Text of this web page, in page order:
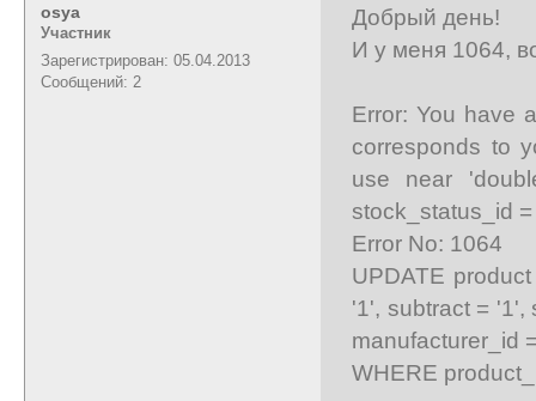
osya
Участник
Зарегистрирован: 05.04.2013
Сообщений: 2
Добрый день!
И у меня 1064,
Error: You have
corresponds to
use near
stock_status_id
Error No: 1064
UPDATE
'1', subtract = '1',
manufacturer_id
WHERE